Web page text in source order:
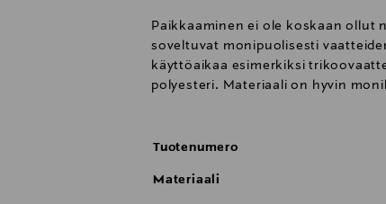
Paikkaaminen ei ole koskaan ollut
soveltuvat monipuolisesti
käyttöaikaa esimerkiksi
polyesteri. Materiaali on hyvin
Tuotenumero
Materiaali